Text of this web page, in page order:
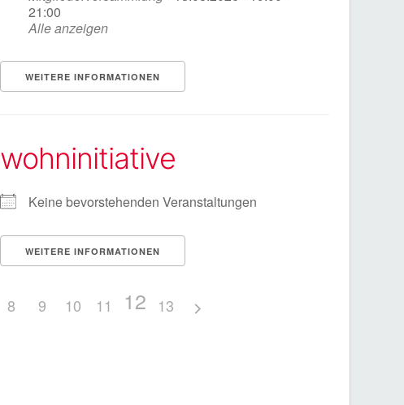
21:00
Alle anzeigen
WEITERE INFORMATIONEN
wohninitiative
Keine bevorstehenden Veranstaltungen
WEITERE INFORMATIONEN
8 9 10 11 12 13